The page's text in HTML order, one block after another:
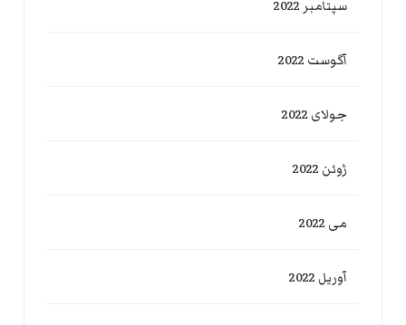
سپتامبر 2022
آگوست 2022
جولای 2022
ژوئن 2022
می 2022
آوریل 2022